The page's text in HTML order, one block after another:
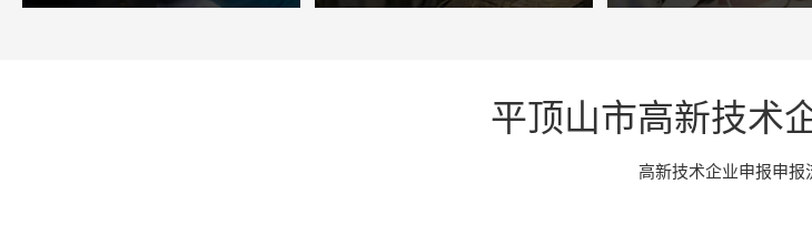
平顶山市高新技术
高新技术企业申报申报